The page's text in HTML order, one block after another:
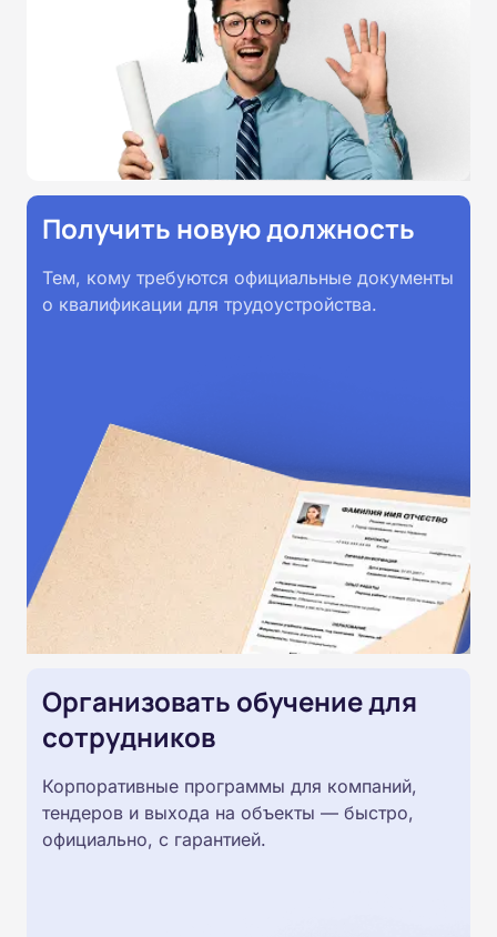
Удостоверения и дипломы о
прохождении обучения
принимаются работодателями по
всей России.
Получить новую должность
Тем, кому требуются официальные документы
о квалификации для трудоустройства.
Организовать обучение для
сотрудников
Корпоративные программы для компаний,
тендеров и выхода на объекты — быстро,
официально, с гарантией.